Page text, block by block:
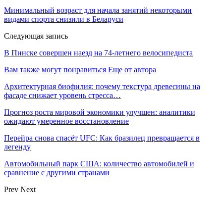
Минимальный возраст для начала занятий некоторыми
видами спорта снизили в Беларуси
Следующая запись
В Пинске совершен наезд на 74-летнего велосипедиста
Вам также могут понравиться Еще от автора
Архитектурная биофилия: почему текстура древесины на
фасаде снижает уровень стресса…
Прогноз роста мировой экономики улучшен: аналитики
ожидают умеренное восстановление
Перейра снова спасёт UFC: Как бразилец превращается в
легенду
Автомобильный парк США: количество автомобилей и
сравнение с другими странами
Prev Next